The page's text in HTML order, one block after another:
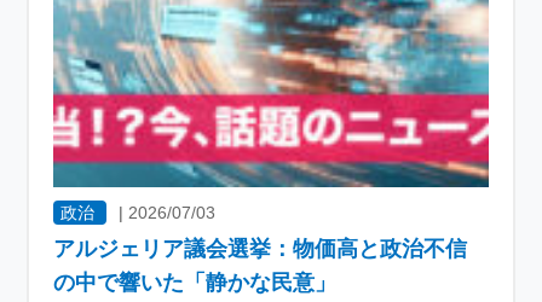
政治 | 2026/07/03
アルジェリア議会選挙：物価高と政治不信
の中で響いた「静かな民意」